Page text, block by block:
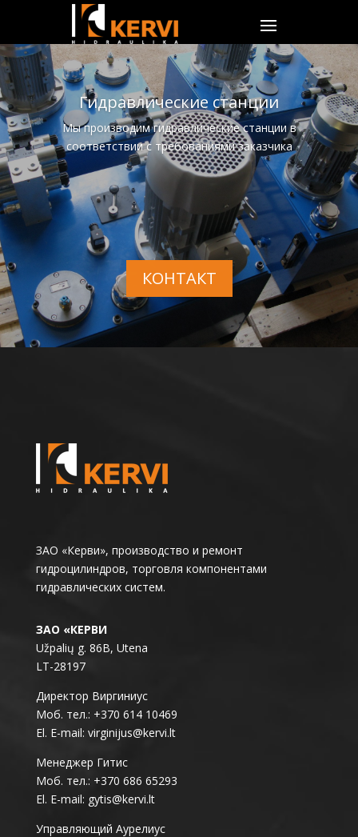
Гидравлические станции
Мы производим гидравлические станции в
соответствии с требованиями заказчика
КОНТАКТ
ЗАО «Керви», производство и ремонт
гидроцилиндров, торговля компонентами
гидравлических систем.
ЗАО «КЕРВИ
Užpalių g. 86B, Utena
LT-28197
Директор Виргиниус
Моб. тел.: +370 614 10469
El. E-mail: virginijus@kervi.lt
Менеджер Гитис
Моб. тел.: +370 686 65293
El. E-mail: gytis@kervi.lt
Управляющий Аурелиус